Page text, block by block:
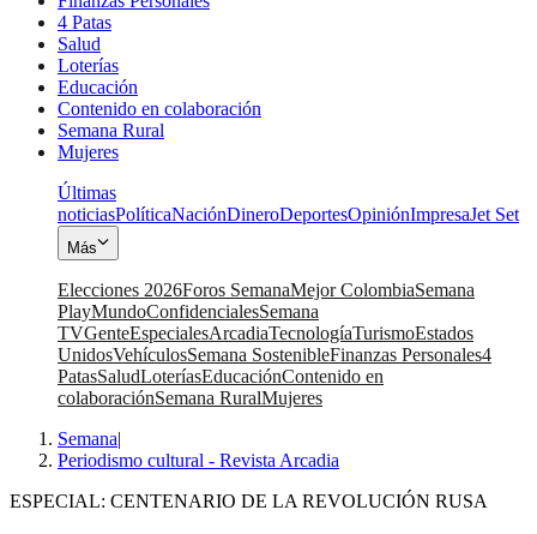
4 Patas
Salud
Loterías
Educación
Contenido en colaboración
Semana Rural
Mujeres
Últimas
noticiasPolíticaNaciónDineroDeportesOpiniónImpresaJet Set
Más
Elecciones 2026Foros SemanaMejor ColombiaSemana
PlayMundoConfidencialesSemana
TVGenteEspecialesArcadiaTecnologíaTurismoEstados
UnidosVehículosSemana SostenibleFinanzas Personales4
PatasSaludLoteríasEducaciónContenido en
colaboraciónSemana RuralMujeres
Semana|
Periodismo cultural - Revista Arcadia
ESPECIAL: CENTENARIO DE LA REVOLUCIÓN RUSA